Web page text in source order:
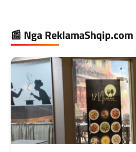
📰 Nga ReklamaShqip.com